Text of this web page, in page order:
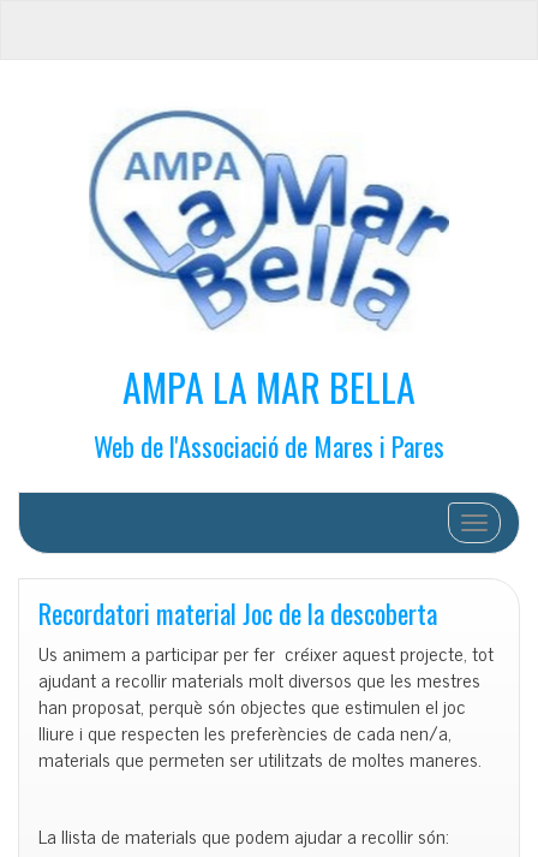
AMPA LA MAR BELLA
Web de l'Associació de Mares i Pares
Cambiar
Recordatori material Joc de la descoberta
Us animem a participar per fer créixer aquest projecte, tot
ajudant a recollir materials molt diversos que les mestres
han proposat, perquè són objectes que estimulen el joc
lliure i que respecten les preferències de cada nen/a,
materials que permeten ser utilitzats de moltes maneres.
La llista de materials que podem ajudar a recollir són: